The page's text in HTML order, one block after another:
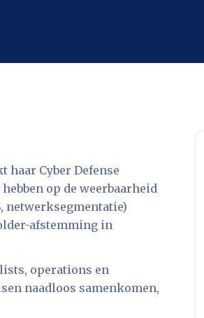
Cyber Defense
op de weerbaarheid
netwerksegmentatie)
afstemming in
operations en
naadloos samenkomen,